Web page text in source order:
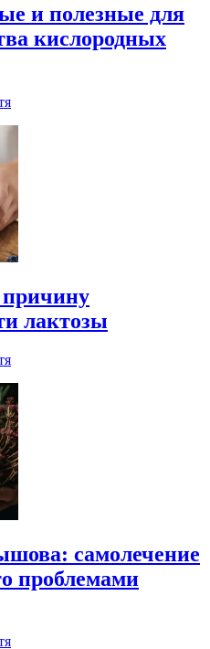
и полезные для
кислородных
лактозы
самолечение
проблемами